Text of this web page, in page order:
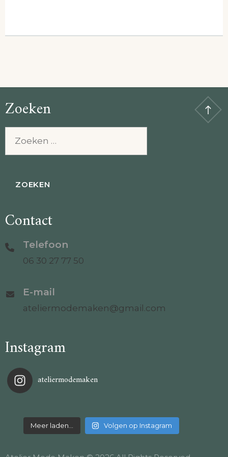
Zoeken
Contact
Telefoon
06 30 27 77 50
E-mail
ateliermodemaken@gmail.com
Instagram
ateliermodemaken
Meer laden… Volgen op Instagram